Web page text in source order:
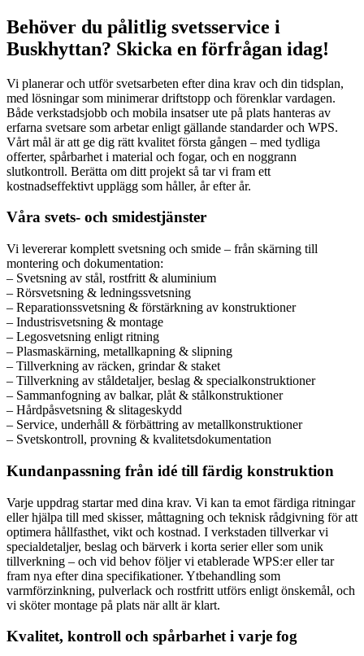
Behöver du pålitlig svetsservice i
Buskhyttan? Skicka en förfrågan idag!
Vi planerar och utför svetsarbeten efter dina krav och din tidsplan,
med lösningar som minimerar driftstopp och förenklar vardagen.
Både verkstadsjobb och mobila insatser ute på plats hanteras av
erfarna svetsare som arbetar enligt gällande standarder och WPS.
Vårt mål är att ge dig rätt kvalitet första gången – med tydliga
offerter, spårbarhet i material och fogar, och en noggrann
slutkontroll. Berätta om ditt projekt så tar vi fram ett
kostnadseffektivt upplägg som håller, år efter år.
Våra svets- och smidestjänster
Vi levererar komplett svetsning och smide – från skärning till
montering och dokumentation:
– Svetsning av stål, rostfritt & aluminium
– Rörsvetsning & ledningssvetsning
– Reparationssvetsning & förstärkning av konstruktioner
– Industrisvetsning & montage
– Legosvetsning enligt ritning
– Plasmaskärning, metallkapning & slipning
– Tillverkning av räcken, grindar & staket
– Tillverkning av ståldetaljer, beslag & specialkonstruktioner
– Sammanfogning av balkar, plåt & stålkonstruktioner
– Hårdpåsvetsning & slitageskydd
– Service, underhåll & förbättring av metallkonstruktioner
– Svetskontroll, provning & kvalitetsdokumentation
Kundanpassning från idé till färdig konstruktion
Varje uppdrag startar med dina krav. Vi kan ta emot färdiga ritningar
eller hjälpa till med skisser, måttagning och teknisk rådgivning för att
optimera hållfasthet, vikt och kostnad. I verkstaden tillverkar vi
specialdetaljer, beslag och bärverk i korta serier eller som unik
tillverkning – och vid behov följer vi etablerade WPS:er eller tar
fram nya efter dina specifikationer. Ytbehandling som
varmförzinkning, pulverlack och rostfritt utförs enligt önskemål, och
vi sköter montage på plats när allt är klart.
Kvalitet, kontroll och spårbarhet i varje fog